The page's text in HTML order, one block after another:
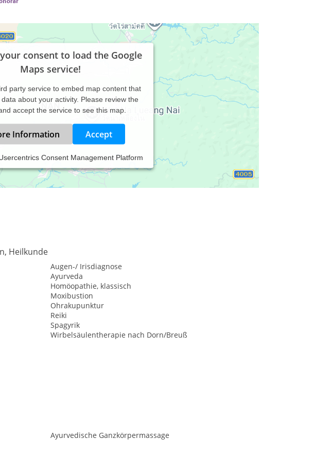
consent to load the Google
Maps service!
party service to embed map content that
about your activity. Please review the
accept the service to see this map.
Information Accept
Consent Management Platform
Heilkunde
Augen-/ Irisdiagnose
Ayurveda
Homöopathie, klassisch
Moxibustion
Ohrakupunktur
Reiki
Spagyrik
Wirbelsäulentherapie nach Dorn/Breuß
Ayurvedische Ganzkörpermassage